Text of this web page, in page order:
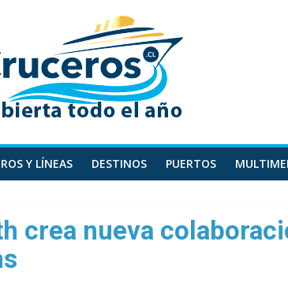
Y LÍNEAS DESTINOS PUERTOS
crea nueva